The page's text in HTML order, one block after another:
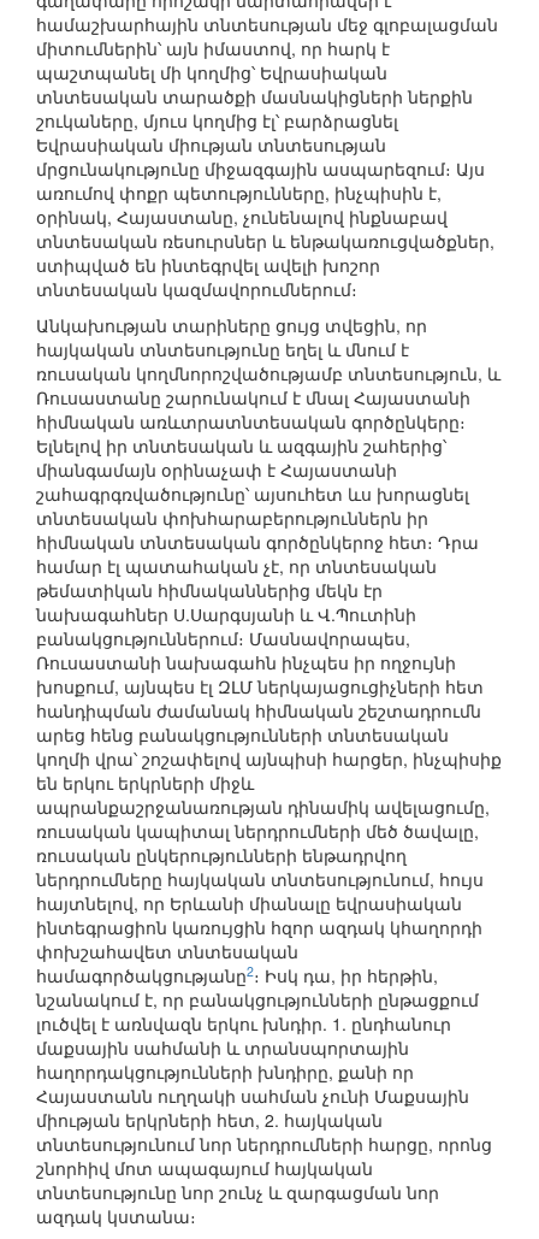
համաշխարհային տնտեսության մեջ գլոբալացման
միտումներին՝ այն իմաստով, որ հարկ է
պաշտպանել մի կողմից՝ Եվրասիական
տնտեսական տարածքի մասնակիցների ներքին
շուկաները, մյուս կողմից էլ՝ բարձրացնել
Եվրասիական միության տնտեսության
մրցունակությունը միջազգային ասպարեզում։ Այս
առումով փոքր պետությունները, ինչպիսին է,
օրինակ, Հայաստանը, չունենալով ինքնաբավ
տնտեսական ռեսուրսներ և ենթակառուցվածքներ,
ստիպված են ինտեգրվել ավելի խոշոր
տնտեսական կազմավորումներում։
Անկախության տարիները ցույց տվեցին, որ
հայկական տնտեսությունը եղել և մնում է
ռուսական կողմնորոշվածությամբ տնտեսություն, և
Ռուսաստանը շարունակում է մնալ Հայաստանի
հիմնական առևտրատնտեսական գործընկերը։
Ելնելով իր տնտեսական և ազգային շահերից՝
միանգամայն օրինաչափ է Հայաստանի
շահագրգռվածությունը՝ այսուհետ ևս խորացնել
տնտեսական փոխհարաբերություններն իր
հիմնական տնտեսական գործընկերոջ հետ։ Դրա
համար էլ պատահական չէ, որ տնտեսական
թեմատիկան հիմնականներից մեկն էր
նախագահներ Ս.Սարգսյանի և Վ.Պուտինի
բանակցություններում։ Մասնավորապես,
Ռուսաստանի նախագահն ինչպես իր ողջույնի
խոսքում, այնպես էլ ԶԼՄ ներկայացուցիչների հետ
հանդիպման ժամանակ հիմնական շեշտադրումն
արեց հենց բանակցությունների տնտեսական
կողմի վրա՝ շոշափելով այնպիսի հարցեր, ինչպիսիք
են երկու երկրների միջև
ապրանքաշրջանառության դինամիկ ավելացումը,
ռուսական կապիտալ ներդրումների մեծ ծավալը,
ռուսական ընկերությունների ենթադրվող
ներդրումները հայկական տնտեսությունում, հույս
հայտնելով, որ Երևանի միանալը եվրասիական
ինտեգրացիոն կառույցին հզոր ազդակ կհաղորդի
փոխշահավետ տնտեսական
համագործակցությանը2։ Իսկ դա, իր հերթին,
նշանակում է, որ բանակցությունների ընթացքում
լուծվել է առնվազն երկու խնդիր. 1. ընդհանուր
մաքսային սահմանի և տրանսպորտային
հաղորդակցությունների խնդիրը, քանի որ
Հայաստանն ուղղակի սահման չունի Մաքսային
միության երկրների հետ, 2. հայկական
տնտեսությունում նոր ներդրումների հարցը, որոնց
շնորհիվ մոտ ապագայում հայկական
տնտեսությունը նոր շունչ և զարգացման նոր
ազդակ կստանա։